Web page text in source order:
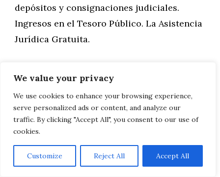
We value your privacy
We use cookies to enhance your browsing experience,
serve personalized ads or content, and analyze our
traffic. By clicking "Accept All", you consent to our use of
cookies.
Customize Reject All Accept All
depósitos y consignaciones judiciales.
Ingresos en el Tesoro Público. La Asistencia
Jurídica Gratuita.
Tema 40. El Registro Civil. La función
registral. Contenido del Registro Civil:
hechos inscribibles.-La organización del
Servicio Registral. Los Registros Ordinarios
y los Registros Delegados. El Registro Civil